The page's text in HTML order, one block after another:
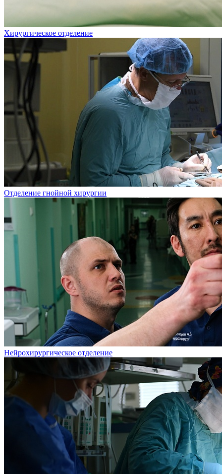
Хирургическое отделение
Отделение гнойной хирургии
Нейрохирургическое отделение